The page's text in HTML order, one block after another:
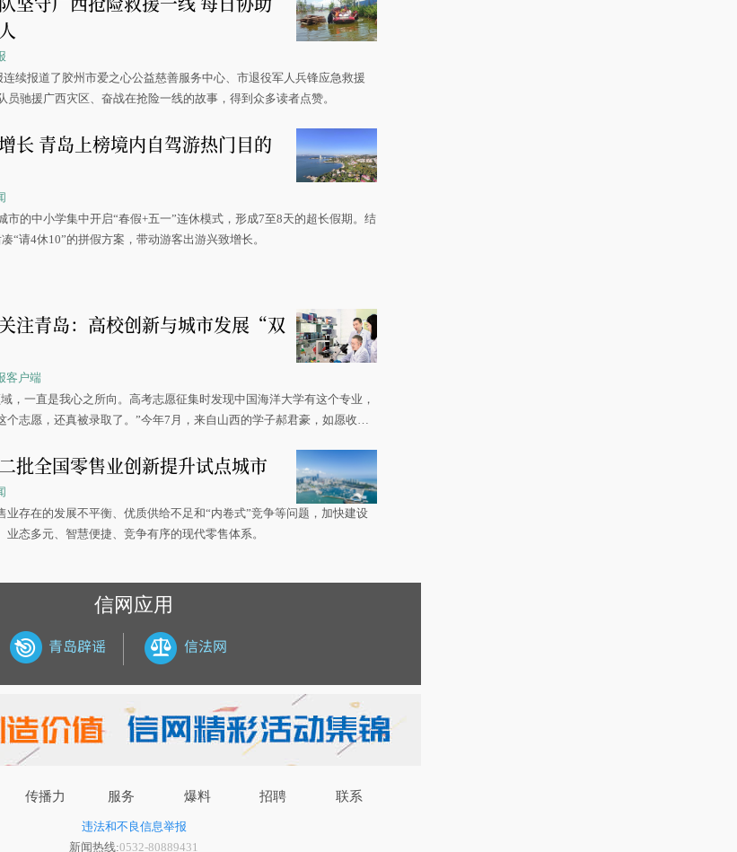
续报道了胶州市爱之心公益慈善服务中心、市退役军人兵锋应急救援
员驰援广西灾区、奋战在抢险一线的故事，得到众多读者点赞。
长 青岛上榜境内自驾游热门目的
市的中小学集中开启“春假+五一”连休模式，形成7至8天的超长假期。结
“请4休10”的拼假方案，带动游客出游兴致增长。
注青岛：高校创新与城市发展“双
客户端
，一直是我心之所向。高考志愿征集时发现中国海洋大学有这个专业，
个志愿，还真被录取了。”今年7月，来自山西的学子郝君豪，如愿收到
批全国零售业创新提升试点城市
业存在的发展不平衡、优质供给不足和“内卷式”竞争等问题，加快建设
业态多元、智慧便捷、竞争有序的现代零售体系。
信网应用
传播力 服务 爆料 招聘 联系
违法和不良信息举报
新闻热线:0532-80889431